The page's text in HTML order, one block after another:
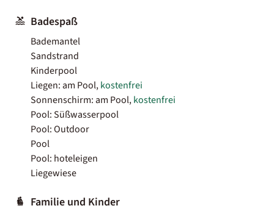
Badespaß
Bademantel
Sandstrand
Kinderpool
Liegen: am Pool,kostenfrei
Sonnenschirm: am Pool,kostenfrei
Pool: Süßwasserpool
Pool: Outdoor
Pool
Pool: hoteleigen
Liegewiese
Familie und Kinder